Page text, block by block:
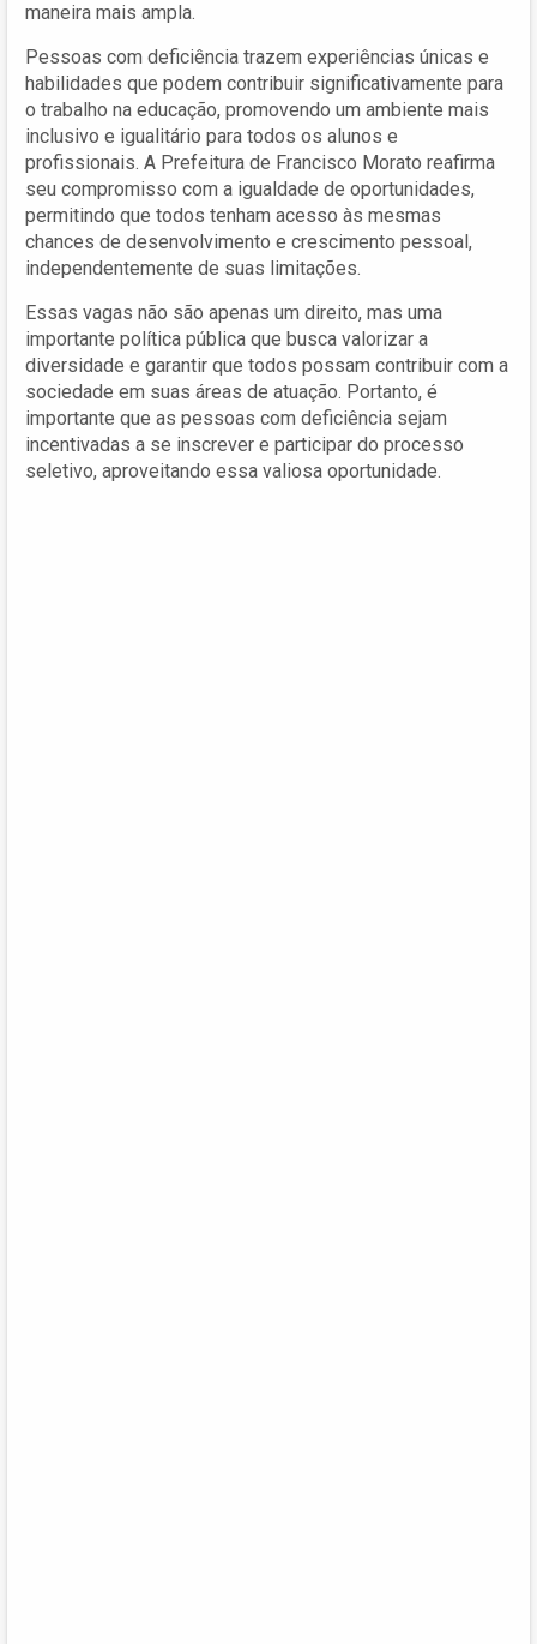
maneira mais ampla.
Pessoas com deficiência trazem experiências únicas e
habilidades que podem contribuir significativamente para
o trabalho na educação, promovendo um ambiente mais
inclusivo e igualitário para todos os alunos e
profissionais. A Prefeitura de Francisco Morato reafirma
seu compromisso com a igualdade de oportunidades,
permitindo que todos tenham acesso às mesmas
chances de desenvolvimento e crescimento pessoal,
independentemente de suas limitações.
Essas vagas não são apenas um direito, mas uma
importante política pública que busca valorizar a
diversidade e garantir que todos possam contribuir com a
sociedade em suas áreas de atuação. Portanto, é
importante que as pessoas com deficiência sejam
incentivadas a se inscrever e participar do processo
seletivo, aproveitando essa valiosa oportunidade.